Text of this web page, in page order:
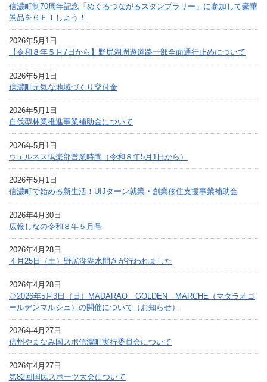
信濃町制70周年記念「めぐるつながるスタンプラリー」に参加して豪華
景品をＧＥＴしよう！
2026年5月1日
【令和８年５月7日から】野尻湖周遊道路一部全面通行止めについて
2026年5月1日
信濃町元気な地域づくり交付金
2026年5月1日
自伐型林業推進事業補助金について
2026年5月1日
ウェルネス倶楽部営業時間（令和８年5月1日から）
2026年5月1日
信濃町で始める新生活！UIJターン就業・創業移住支援事業補助金
2026年4月30日
広報しなの令和８年５月号
2026年4月28日
４月25日（土）野尻湖湖水開きが行われました
2026年4月28日
◇2026年5月3日（日）MADARAO GOLDEN MARCHE（マダラオゴ
ールデンマルシェ）の開催について（お知らせ）
2026年4月27日
信州やまなみ国スポ信濃町実行委員会について
2026年4月27日
第82回国民スポーツ大会について